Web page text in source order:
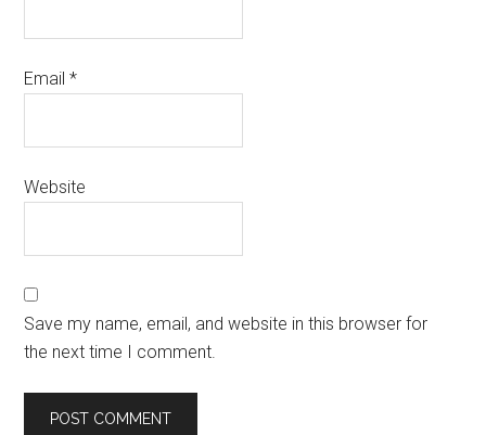
Email*
Website
Save my name, email, and website in this browser for
the next time I comment.